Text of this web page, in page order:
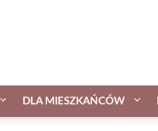
DLA MIESZKAŃCÓW